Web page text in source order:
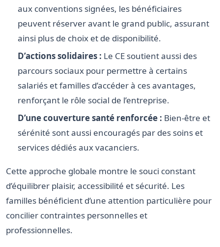
aux conventions signées, les bénéficiaires
peuvent réserver avant le grand public, assurant
ainsi plus de choix et de disponibilité.
D’actions solidaires : Le CE soutient aussi des
parcours sociaux pour permettre à certains
salariés et familles d’accéder à ces avantages,
renforçant le rôle social de l’entreprise.
D’une couverture santé renforcée : Bien-être et
sérénité sont aussi encouragés par des soins et
services dédiés aux vacanciers.
Cette approche globale montre le souci constant
d’équilibrer plaisir, accessibilité et sécurité. Les
familles bénéficient d’une attention particulière pour
concilier contraintes personnelles et
professionnelles.